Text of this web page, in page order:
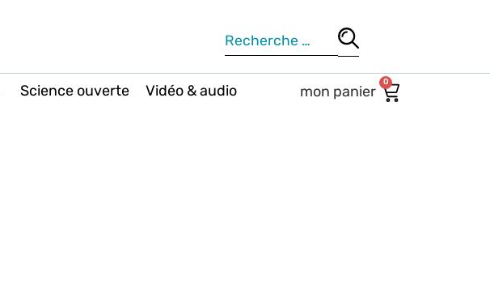
Science ouverte Vidéo & audio 0